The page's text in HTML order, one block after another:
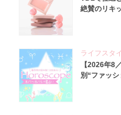
絶賛のリキ
ライフスタ
【2026年8
別“ファッ